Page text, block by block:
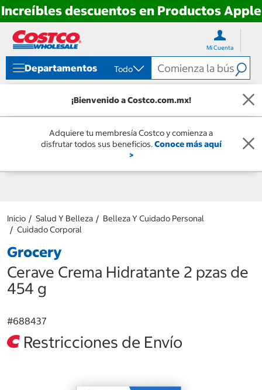
Increíbles descuentos en Productos Apple
directo
contenido
directo
menú
navegación
Mi Cuenta
Departamentos Todo
¡Bienvenido a Costco.com.mx!
Adquiere tu membresía Costco y comienza a
disfrutar todos sus beneficios.Conoce más aquí
>
Inicio Salud Y Belleza
Belleza Y Cuidado Personal
Cuidado Corporal
Grocery
Cerave Crema Hidratante 2 pzas de
454 g
#688437
Restricciones de Envío